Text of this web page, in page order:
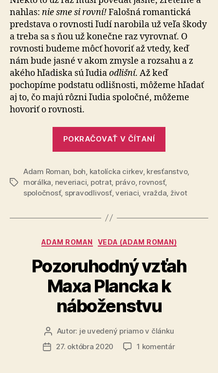
nahlas: nie sme si rovní!Falošná romantická
predstava o rovnosti ľudí narobila už veľa škody
a treba sa s ňou už konečne raz vyrovnať. O
rovnosti budeme môcť hovoriť až vtedy, keď
nám bude jasné v akom zmysle a rozsahu a z
akého hľadiska sú ľudiaodlišní. Až keď
pochopíme podstatu odlišnosti, môžeme hľadať
aj to, čo majú rôzni ľudia spoločné, môžeme
hovoriť o rovnosti.
POKRAČOVAŤ V ČÍTANÍ
Značky
Adam Roman boh katolícka cirkev, kresťanstvo,
morálka neveriaci potrat, právo, rovnosť,
spoločnosť, spravodlivosť,veriaci vražda život
Kategórie
ADAM ROMAN VEDA (ADAM ROMAN)
Pozoruhodný vzťah
Maxa Plancka k
náboženstvu
Autor
článku
Autor: je uvedený priamo v článku
Dátum
27. októbra 2020 1 komentárna